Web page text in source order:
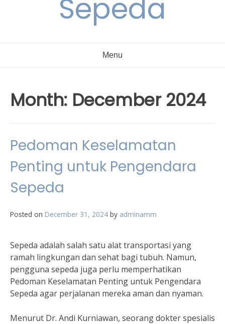
Sepeda
Menu
Month: December 2024
Pedoman Keselamatan
Penting untuk Pengendara
Sepeda
Posted on December 31, 2024 by adminamm
Sepeda adalah salah satu alat transportasi yang
ramah lingkungan dan sehat bagi tubuh. Namun,
pengguna sepeda juga perlu memperhatikan
Pedoman Keselamatan Penting untuk Pengendara
Sepeda agar perjalanan mereka aman dan nyaman.
Menurut Dr. Andi Kurniawan, seorang dokter spesialis